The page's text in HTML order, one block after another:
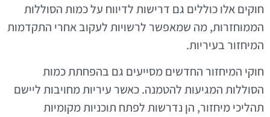
חוקים אלו כוללים גם דרישות לדיווח על כמות הסוללות
הממוחזרות, מה שמאפשר לרשויות לעקוב אחרי התקדמות
המיחזור בעיריות.
חוקי המיחזור החדשים מסייעים גם בהפחתת כמות
הסוללות המגיעות להטמנה. כאשר עיריות מחויבות ליישם
תהליכי מיחזור, הן נדרשות לפתח תוכניות מקומיות